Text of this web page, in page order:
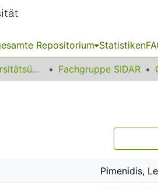
Repositorium Statistiken
Fach- und Universitätsübergreifendes Fachgruppe SIDAR
Pimenidis,